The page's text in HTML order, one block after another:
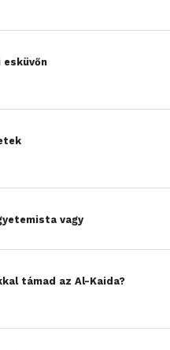
vagy
támad az Al-Kaida?